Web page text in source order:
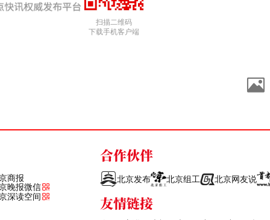
扫描二维码
下载手机客户端
商报
晚报微信
深读空间
合作伙伴
北京发布 北京组工 北京网友说
友情链接